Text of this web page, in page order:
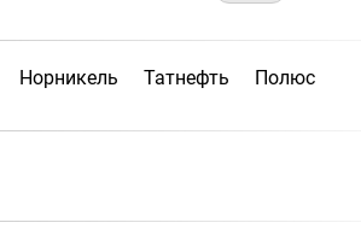
Норникель Татнефть Полюс